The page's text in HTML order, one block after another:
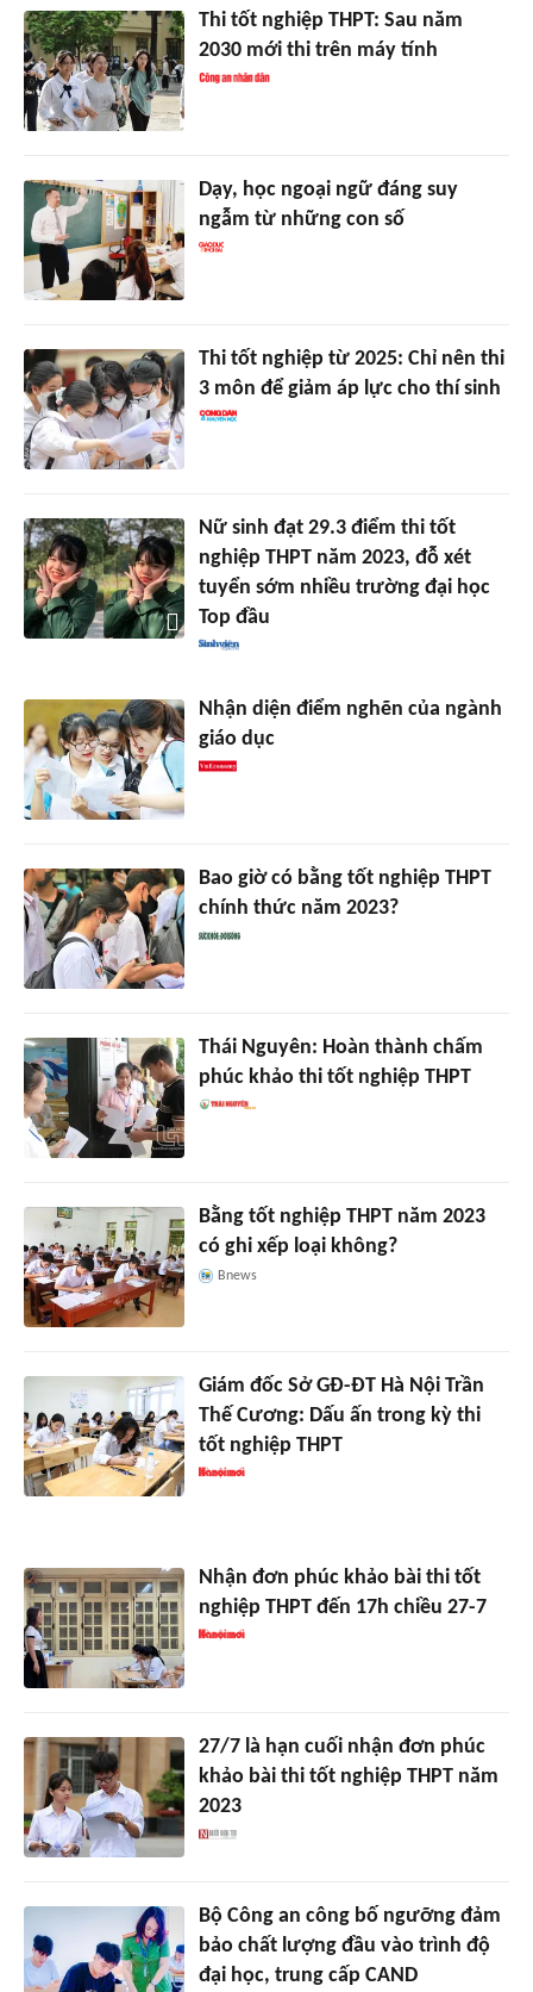
Thi tốt nghiệp THPT: Sau năm
2030 mới thi trên máy tính
Dạy, học ngoại ngữ đáng suy
ngẫm từ những con số
Thi tốt nghiệp từ 2025: Chỉ nên thi
3 môn để giảm áp lực cho thí sinh
Nữ sinh đạt 29.3 điểm thi tốt
nghiệp THPT năm 2023, đỗ xét
tuyển sớm nhiều trường đại học
Top đầu
Nhận diện điểm nghẽn của ngành
giáo dục
Bao giờ có bằng tốt nghiệp THPT
chính thức năm 2023?
Thái Nguyên: Hoàn thành chấm
phúc khảo thi tốt nghiệp THPT
Bằng tốt nghiệp THPT năm 2023
có ghi xếp loại không?
Bnews
Giám đốc Sở GĐ-ĐT Hà Nội Trần
Thế Cương: Dấu ấn trong kỳ thi
tốt nghiệp THPT
Nhận đơn phúc khảo bài thi tốt
nghiệp THPT đến 17h chiều 27-7
27/7 là hạn cuối nhận đơn phúc
khảo bài thi tốt nghiệp THPT năm
2023
Bộ Công an công bố ngưỡng đảm
bảo chất lượng đầu vào trình độ
đại học, trung cấp CAND